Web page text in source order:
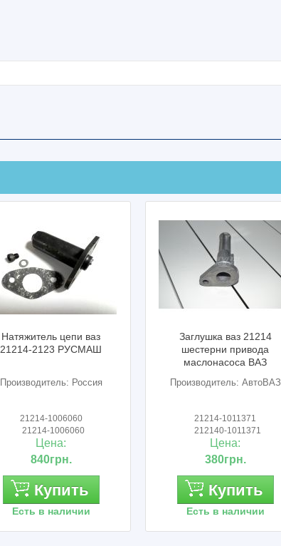
Натяжитель цепи ваз
21214-2123 РУСМАШ
Производитель: Россия
21214-1006060
21214-1006060
Цена:
840грн.
Купить
Есть в наличии
Заглушка ваз 21214
шестерни привода
маслонасоса ВАЗ
Производитель: АвтоВАЗ
21214-1011371
212140-1011371
Цена:
380грн.
Купить
Есть в наличии